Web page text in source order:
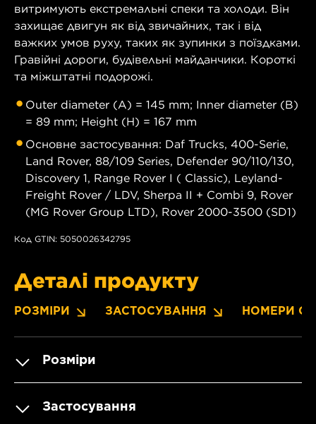
витримують екстремальні спеки та холоди. Він
захищає двигун як від звичайних, так і від
важких умов руху, таких як зупинки з поїздками.
Гравійні дороги, будівельні майданчики. Короткі
та міжштатні подорожі.
Outer diameter (A) = 145 mm; Inner diameter (B)
= 89 mm; Height (H) = 167 mm
Основне застосування: Daf Trucks, 400-Serie,
Land Rover, 88/109 Series, Defender 90/110/130,
Discovery 1, Range Rover I ( Classic), Leyland-
Freight Rover / LDV, Sherpa II + Combi 9, Rover
(MG Rover Group LTD), Rover 2000-3500 (SD1)
Код GTIN: 5050026342795
Деталі продукту
РОЗМІРИ ЗАСТОСУВАННЯ НОМЕРИ OE
Розміри
Застосування